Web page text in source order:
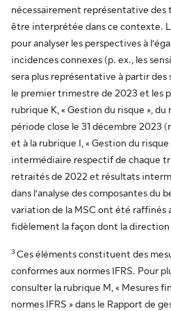
nécessairement représentative
être interprétée dans ce contexte.
pour analyser les perspectives à
incidences connexes (p. ex., les
sera plus représentative à partir
le premier trimestre de 2023 et les
rubrique K, « Gestion du risque »,
période close le 31 décembre 2023
et à la rubrique I, « Gestion du
intermédiaire respectif de chaque
retraités de 2022 et résultats
dans l’analyse des composantes du
variation de la MSC ont été raffinés
fidèlement la façon dont la
3Ces éléments constituent des
conformes aux normes IFRS. Pour
consulter la rubrique M, « Mesures
normes IFRS » dans le Rapport de